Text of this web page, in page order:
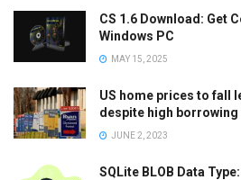
CS 1.6 Download: Get
Windows PC
MAY 15, 2025
US home prices to fall
despite high
JUNE 2, 2023
SQLite BLOB Data